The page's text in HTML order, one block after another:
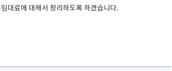
대료에 대해서 정리하도록 하겠습니다.